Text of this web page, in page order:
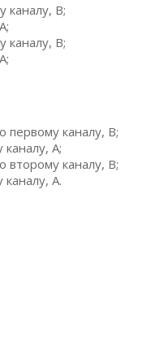
каналу, В;
каналу, В;
каналу, B;
A;
каналу, B;
A.